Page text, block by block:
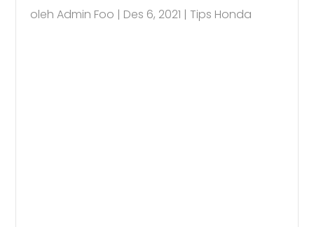
olehAdmin Foo | Des 6, 2021 |Tips Honda